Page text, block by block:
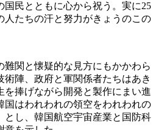
国民とともに心から祝う。実に25
人たちの汗と努力がきょうのこの
関と懐疑的な見方にもかかわら
陣、政府と軍関係者たちはあき
を捧げながら開発と製作にまい進
国はわれわれの領空をわれわれの
とし、韓国航空宇宙産業と国防科